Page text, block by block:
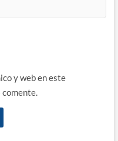
y web en este
comente.